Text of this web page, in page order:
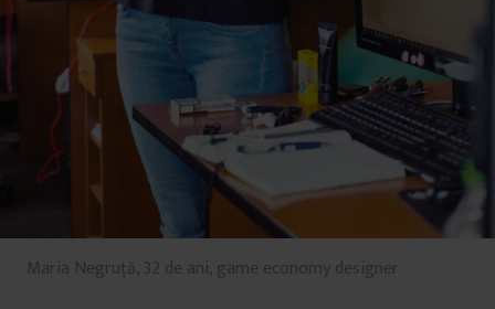
Maria Negruță, 32 de ani, game economy designer